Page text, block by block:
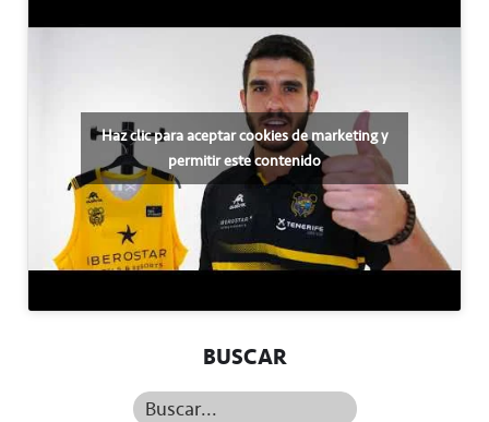
Haz clic para aceptar cookies de marketing y
permitir este contenido
BUSCAR
Buscar...